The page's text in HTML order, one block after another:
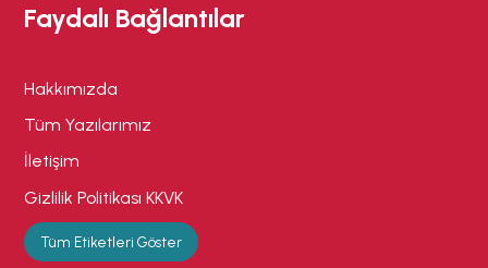
Faydalı Bağlantılar
Hakkımızda
Tüm Yazılarımız
İletişim
Gizlilik Politikası KKVK
Tüm Etiketleri Göster